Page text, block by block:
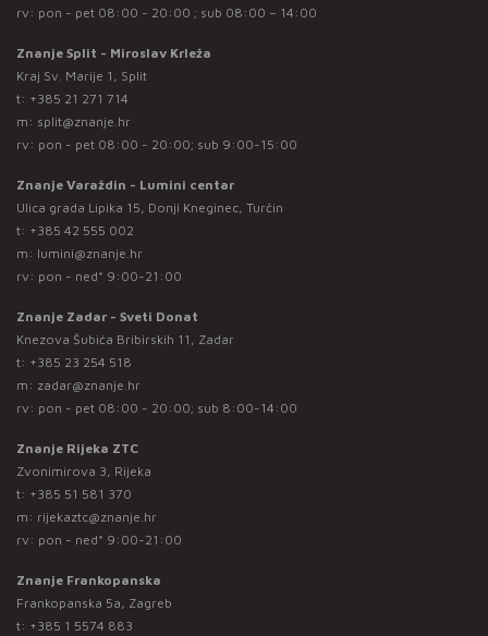
rv: pon - pet 08:00 - 20:00 ; sub 08:00 – 14:00
Znanje Split - Miroslav Krleža
Kraj Sv. Marije 1, Split
t: +385 21 271 714
m: split@znanje.hr
rv: pon - pet 08:00 - 20:00; sub 9:00-15:00
Znanje Varaždin - Lumini centar
Ulica grada Lipika 15, Donji Kneginec, Turčin
t: +385 42 555 002
m: lumini@znanje.hr
rv: pon - ned* 9:00-21:00
Znanje Zadar - Sveti Donat
Knezova Šubića Bribirskih 11, Zadar
t: +385 23 254 518
m: zadar@znanje.hr
rv: pon - pet 08:00 - 20:00; sub 8:00-14:00
Znanje Rijeka ZTC
Zvonimirova 3, Rijeka
t: +385 51 581 370
m: rijekaztc@znanje.hr
rv: pon - ned* 9:00-21:00
Znanje Frankopanska
Frankopanska 5a, Zagreb
t: +385 1 5574 883